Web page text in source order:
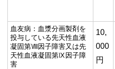
血友病：血漿分画製剤を
投与している先天性血液
凝固第Ⅷ因子障害又は先
天性血液凝固第Ⅸ因子障
害
10,
000
円